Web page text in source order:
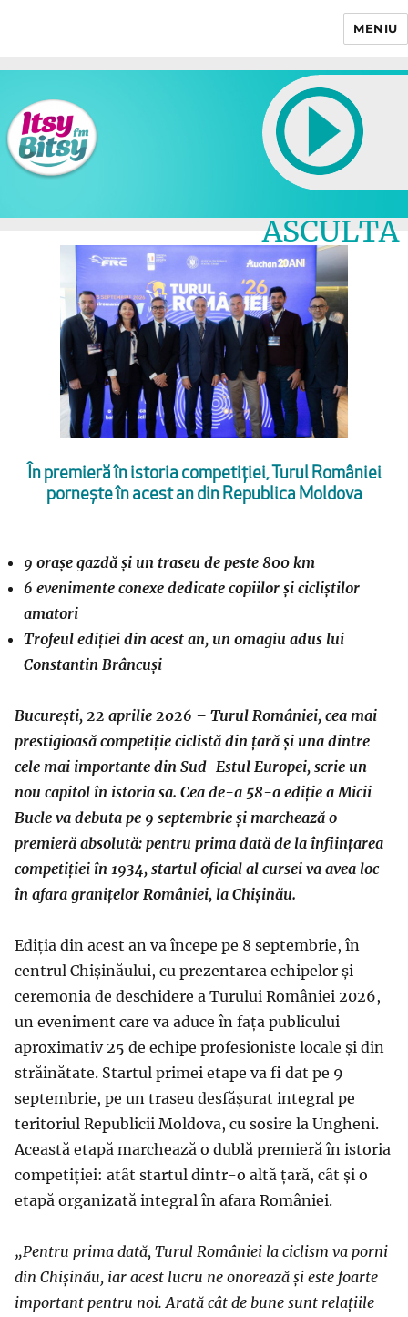
MENIU
ASCULTA
LIVE
În premieră în istoria competiției, Turul României
pornește în acest an din Republica Moldova
9 orașe gazdă și un traseu de peste 800 km
6 evenimente conexe dedicate copiilor și cicliștilor
amatori
Trofeul ediției din acest an, un omagiu adus lui
Constantin Brâncuși
București, 22 aprilie 2026 – Turul României, cea mai
prestigioasă competiție ciclistă din țară și una dintre
cele mai importante din Sud-Estul Europei, scrie un
nou capitol în istoria sa. Cea de-a 58-a ediție a Micii
Bucle va debuta pe 9 septembrie și marchează o
premieră absolută: pentru prima dată de la înființarea
competiției în 1934, startul oficial al cursei va avea loc
în afara granițelor României, la Chișinău.
Ediția din acest an va începe pe 8 septembrie, în
centrul Chișinăului, cu prezentarea echipelor și
ceremonia de deschidere a Turului României 2026,
un eveniment care va aduce în fața publicului
aproximativ 25 de echipe profesioniste locale și din
străinătate. Startul primei etape va fi dat pe 9
septembrie, pe un traseu desfășurat integral pe
teritoriul Republicii Moldova, cu sosire la Ungheni.
Această etapă marchează o dublă premieră în istoria
competiției: atât startul dintr-o altă țară, cât și o
etapă organizată integral în afara României.
„Pentru prima dată, Turul României la ciclism va porni
din Chișinău, iar acest lucru ne onorează și este foarte
important pentru noi. Arată cât de bune sunt relațiile